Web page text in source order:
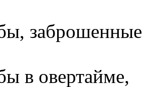
заброшенные
в овертайме,